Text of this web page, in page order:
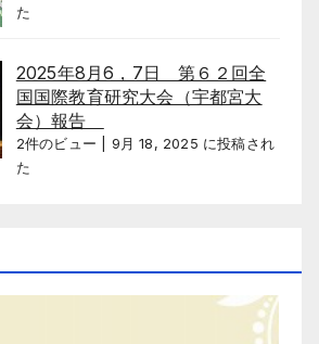
た
2025年8月6，7日 第６２回全
国国際教育研究大会（宇都宮大
会）報告
2件のビュー
9月 18, 2025 に投稿され
た